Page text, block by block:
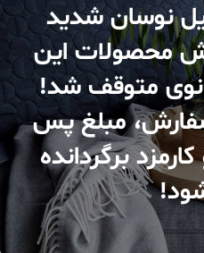
نوسان شدید
محصولات این
متوقف شد!
مبلغ پس
برگردانده